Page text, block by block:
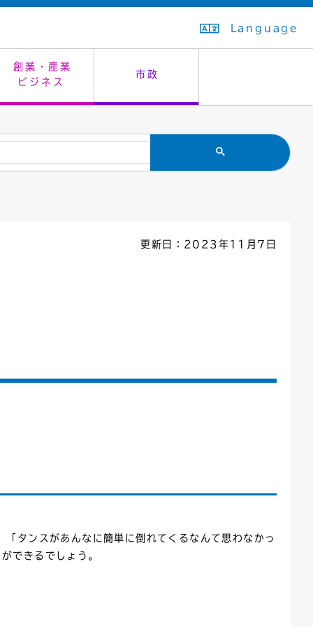
Language
創業・産業
ビジネス
市政
生活排水
市民安全
教育委員会
入学式・卒業式
救急・夜間診療
感染症
施設予約（まつぼっくり）
はたちの集い
指定管理者制度
公共事業の技術監理
議会
オープンデータ
更新日：2023年11月7日
タンスがあんなに簡単に倒れてくるなんて思わなかっ
できるでしょう。